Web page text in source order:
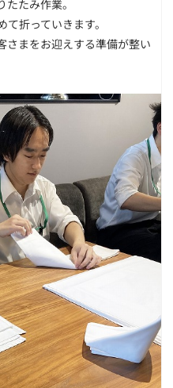
たみ作業。
折っていきます。
さまをお迎えする準備が整い